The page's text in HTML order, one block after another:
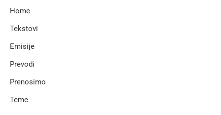
Home
Tekstovi
Emisije
Prevodi
Prenosimo
Teme